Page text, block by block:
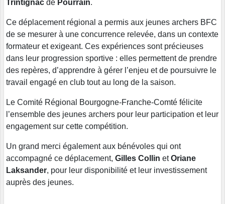
Trintignac de Pourrain.
Ce déplacement régional a permis aux jeunes archers BFC
de se mesurer à une concurrence relevée, dans un contexte
formateur et exigeant. Ces expériences sont précieuses
dans leur progression sportive : elles permettent de prendre
des repères, d’apprendre à gérer l’enjeu et de poursuivre le
travail engagé en club tout au long de la saison.
Le Comité Régional Bourgogne-Franche-Comté félicite
l’ensemble des jeunes archers pour leur participation et leur
engagement sur cette compétition.
Un grand merci également aux bénévoles qui ont
accompagné ce déplacement, Gilles Collin etOriane
Laksander, pour leur disponibilité et leur investissement
auprès des jeunes.